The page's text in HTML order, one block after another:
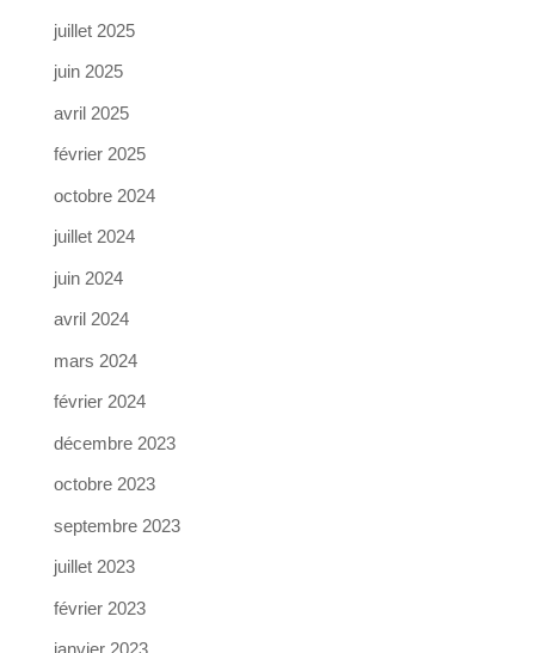
juillet 2025
juin 2025
avril 2025
février 2025
octobre 2024
juillet 2024
juin 2024
avril 2024
mars 2024
février 2024
décembre 2023
octobre 2023
septembre 2023
juillet 2023
février 2023
janvier 2023